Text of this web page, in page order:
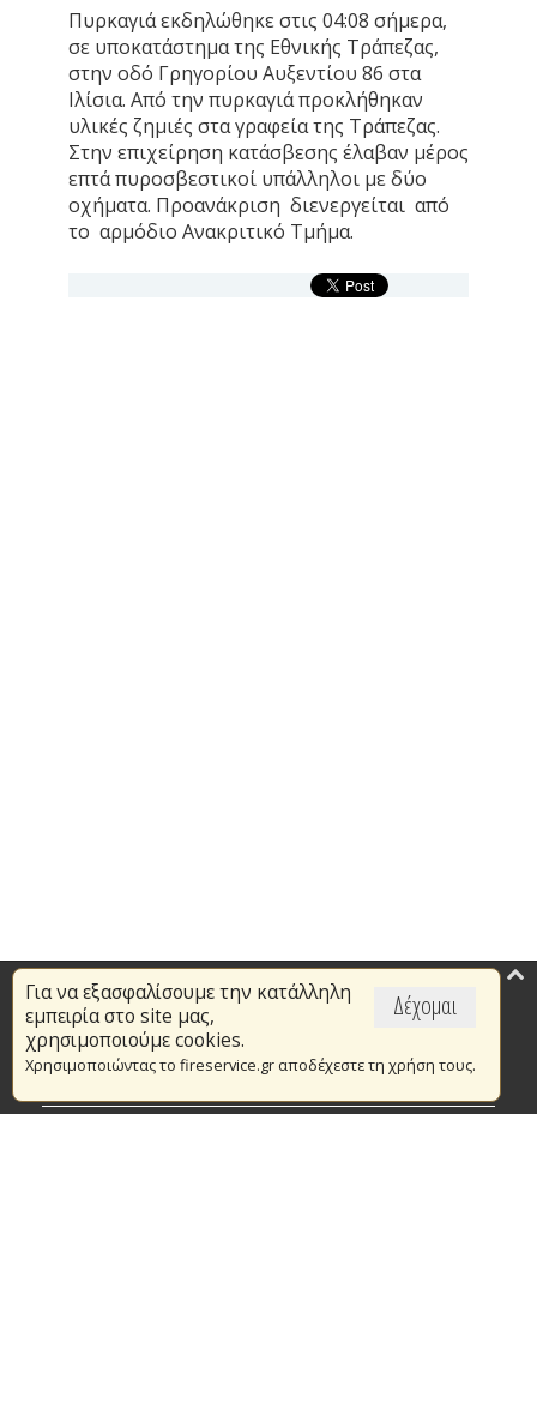
Πυρκαγιά εκδηλώθηκε στις 04:08 σήμερα,
σε υποκατάστημα της Εθνικής Τράπεζας,
στην οδό Γρηγορίου Αυξεντίου 86 στα
Ιλίσια. Από την πυρκαγιά προκλήθηκαν
υλικές ζημιές στα γραφεία της Τράπεζας.
Στην επιχείρηση κατάσβεσης έλαβαν μέρος
επτά πυροσβεστικοί υπάλληλοι με δύο
οχήματα. Προανάκριση διενεργείται από
το αρμόδιο Ανακριτικό Τμήμα.
Δέχομαι
Για να εξασφαλίσουμε την κατάλληλη
εμπειρία στο site μας,
χρησιμοποιούμε cookies.
Χρησιμοποιώντας το fireservice.gr αποδέχεστε τη χρήση τους.
Επικαιρότητα
Το Πυροσβεστικό Σώμα